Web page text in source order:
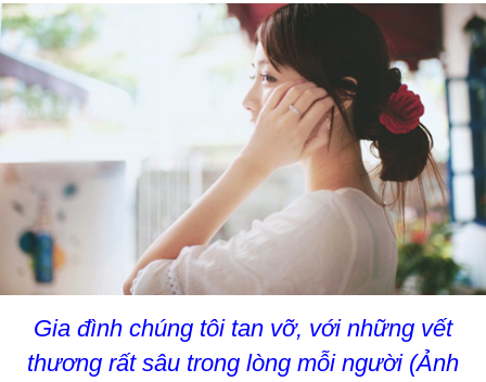
Gia đình chúng tôi tan vỡ, với những vết
thương rất sâu trong lòng mỗi người (Ảnh